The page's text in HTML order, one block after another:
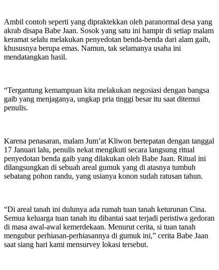
Ambil contoh seperti yang dipraktekkan oleh paranormal desa yang
akrab disapa Babe Jaan. Sosok yang satu ini hampir di setiap malam
keramat selalu melakukan penyedotan benda-benda dari alam gaib,
khususnya berupa emas. Namun, tak selamanya usaha ini
mendatangkan hasil.
“Tergantung kemampuan kita melakukan negosiasi dengan bangsa
gaib yang menjaganya, ungkap pria tinggi besar itu saat ditemui
penulis.
Karena penasaran, malam Jum’at Kliwon bertepatan dengan tanggal
17 Januari lalu, penulis nekat mengikuti secara langsung ritual
penyedotan benda gaib yang dilakukan oleh Babe Jaan. Ritual ini
dilangsungkan di sebuah areal gumuk yang di atasnya tumbuh
sebatang pohon randu, yang usianya konon sudah ratusan tahun.
“Di areal tanah ini dulunya ada rumah tuan tanah keturunan Cina.
Semua keluarga tuan tanah itu dibantai saat terjadi peristiwa gedoran
di masa awal-awal kemerdekaan. Menurut cerita, si tuan tanah
mengubur perhiasan-perhiasannya di gumuk ini,” cerita Babe Jaan
saat siang hari kami mensurvey lokasi tersebut.